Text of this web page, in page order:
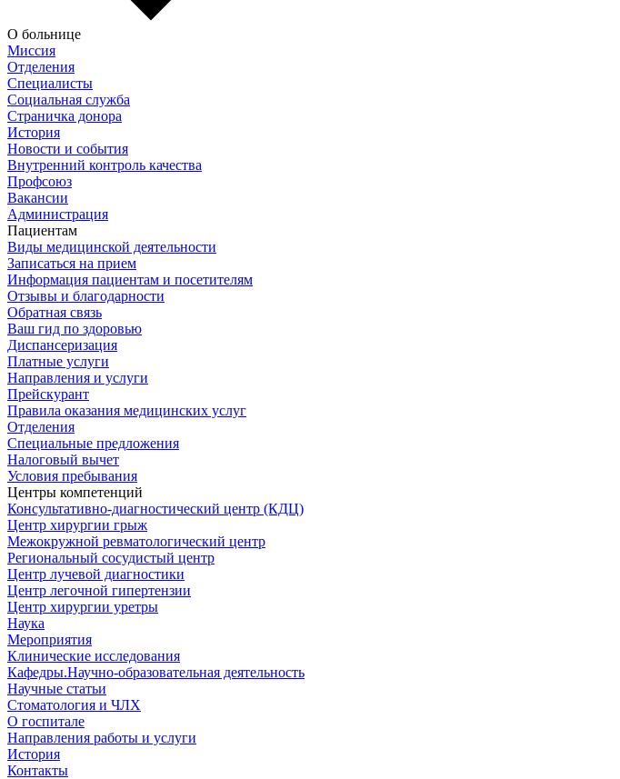
О больнице
Миссия
Отделения
Специалисты
Социальная служба
Страничка донора
История
Новости и события
Внутренний контроль качества
Профсоюз
Вакансии
Администрация
Пациентам
Виды медицинской деятельности
Записаться на прием
Информация пациентам и посетителям
Отзывы и благодарности
Обратная связь
Ваш гид по здоровью
Диспансеризация
Платные услуги
Направления и услуги
Прейскурант
Правила оказания медицинских услуг
Отделения
Специальные предложения
Налоговый вычет
Условия пребывания
Центры компетенций
Консультативно-диагностический центр (КДЦ)
Центр хирургии грыж
Межокружной ревматологический центр
Региональный сосудистый центр
Центр лучевой диагностики
Центр легочной гипертензии
Центр хирургии уретры
Наука
Мероприятия
Клинические исследования
Кафедры.Научно-образовательная деятельность
Научные статьи
Стоматология и ЧЛХ
О госпитале
Направления работы и услуги
История
Контакты